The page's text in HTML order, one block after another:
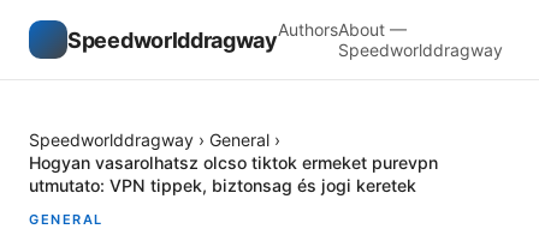
SpeedworlddragwayAuthorsAbout —
Speedworlddragway
Speedworlddragway › General ›
Hogyan vasarolhatsz olcso tiktok ermeket purevpn
utmutato: VPN tippek, biztonsag és jogi keretek
GENERAL